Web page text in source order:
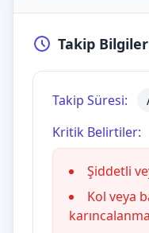
Takip
Takip Süresi:
Kritik Belirtiler:
Şiddetli
Kol veya